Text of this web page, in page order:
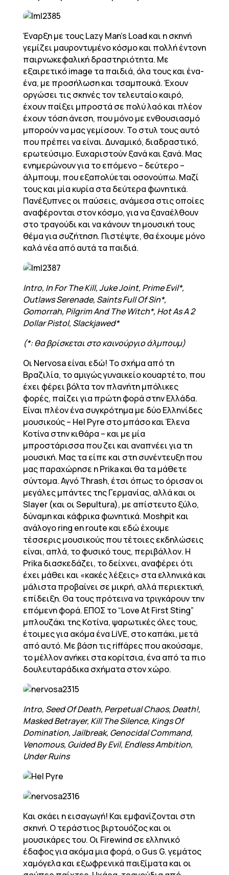
Έναρξη με τους Lazy Man’s Load και η σκηνή
γεμίζει μαυροντυμένο κόσμο και πολλή έντονη
παιρνωκεφαλική δραστηριότητα. Με
εξαιρετικό image τα παιδιά, όλα τους και ένα-
ένα, με προσήλωση και τσαμπουκά. Έχουν
οργώσει τις σκηνές τον τελευταίο καιρό,
έχουν παίξει μπροστά σε πολύ λαό και πλέον
έχουν τόση άνεση, που μόνο με ενθουσιασμό
μπορούν να μας γεμίσουν. Το στυλ τους αυτό
που πρέπει να είναι. Δυναμικό, διαδραστικό,
ερωτεύσιμο. Ευχαριστούν ξανά και ξανά. Μας
ενημερώνουν για το επόμενο – δεύτερο –
άλμπουμ, που εξαπολύεται οσονούπω. Μαζί
τους και μία κυρία στα δεύτερα φωνητικά.
Πανέξυπνες οι παύσεις, ανάμεσα στις οποίες
αναφέρονται στον κόσμο, για να ξαναέλθουν
στο τραγούδι και να κάνουν τη μουσική τους
θέμα για συζήτηση. Πιστέψτε, θα έχουμε μόνο
καλά νέα από αυτά τα παιδιά.
Intro, In For The Kill, Juke Joint, Prime Evil*,
Outlaws Serenade, Saints Full Of Sin*,
Gomorrah, Pilgrim And The Witch*, Hot As A 2
Dollar Pistol, Slackjawed*
(*: θα βρίσκεται στο καινούργιο άλμπουμ)
Οι Nervosa είναι εδώ! Το σχήμα από τη
Βραζιλία, το αμιγώς γυναικείο κουαρτέτο, που
έχει φέρει βόλτα τον πλανήτη μπόλικες
φορές, παίζει για πρώτη φορά στην Ελλάδα.
Είναι πλέον ένα συγκρότημα με δύο Ελληνίδες
μουσικούς – Hel Pyre στο μπάσο και Έλενα
Κοτίνα στην κιθάρα – και με μία
μπροστάρισσα που ζει και αναπνέει για τη
μουσική. Μας τα είπε και στη συνέντευξη που
μας παραχώρησε η Prika και θα τα μάθετε
σύντομα. Αγνό Thrash, έτσι όπως το όρισαν οι
μεγάλες μπάντες της Γερμανίας, αλλά και οι
Slayer (και οι Sepultura), με απίστευτο ξύλο,
δύναμη και κάφρικα φωνητικά. Moshpit και
ανάλογο ring en route και εδώ έχουμε
τέσσερις μουσικούς που τέτοιες εκδηλώσεις
είναι, απλά, το φυσικό τους, περιβάλλον. Η
Prika διασκεδάζει, το δείχνει, αναφέρει ότι
έχει μάθει και «κακές λέξεις» στα ελληνικά και
μάλιστα προβαίνει σε μικρή, αλλά περιεκτική,
επίδειξη. Θα τους πρότεινα να τριγκάρουν την
επόμενη φορά. ΕΠΟΣ το “Love At First Sting”
μπλουζάκι της Κοτίνα, ψαρωτικές όλες τους,
έτοιμες για ακόμα ένα LiVE, στο καπάκι, μετά
από αυτό. Με βάση τις riffάρες που ακούσαμε,
το μέλλον ανήκει στα κορίτσια, ένα από τα πιο
δουλευταράδικα σχήματα στον χώρο.
Intro, Seed Of Death, Perpetual Chaos, Death!,
Masked Betrayer, Kill The Silence, Kings Of
Domination, Jailbreak, Genocidal Command,
Venomous, Guided By Evil, Endless Ambition,
Under Ruins
Και σκάει η εισαγωγή! Και εμφανίζονται στη
σκηνή. Ο τεράστιος βιρτουόζος και οι
μουσικάρες του. Οι Firewind σε ελληνικό
έδαφος για ακόμα μια φορά, ο Gus G. γεμάτος
χαμόγελα και εξωφρενικά παιξίματα και οι